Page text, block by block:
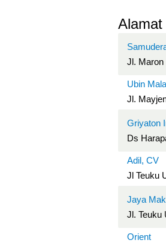
Alamat
Jl. Maron
Ubin
Jl.
Griyaton
Ds
Adil, CV
Jl Teuku
Jaya
Jl. Teuku
Orient